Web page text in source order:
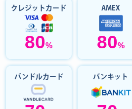
クレジットカード
80%
AMEX
80%
バンドルカード バンキット